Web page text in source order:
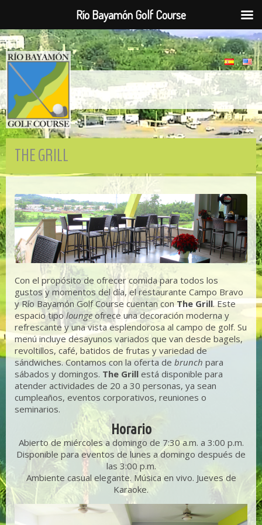
THE GRILL
Con el propósito de ofrecer comida para todos los
gustos y momentos del día, el restaurante Campo Bravo
y Río Bayamón Golf Course cuentan conThe Grill. Este
espacio tipo lounge ofrece una decoración moderna y
refrescante y una vista esplendorosa al campo de golf. Su
menú incluye desayunos variados que van desde bagels,
revoltillos, café, batidos de frutas y variedad de
sándwiches. Contamos con la oferta de brunch para
sábados y domingos. The Grill está disponible para
atender actividades de 20 a 30 personas, ya sean
cumpleaños, eventos corporativos, reuniones o
seminarios.
Horario
Abierto de miércoles a domingo de 7:30 a.m. a 3:00 p.m.
Disponible para eventos de lunes a domingo después de
las 3:00 p.m.
Ambiente casual elegante. Música en vivo. Jueves de
Karaoke.
Río Bayamón Golf Course